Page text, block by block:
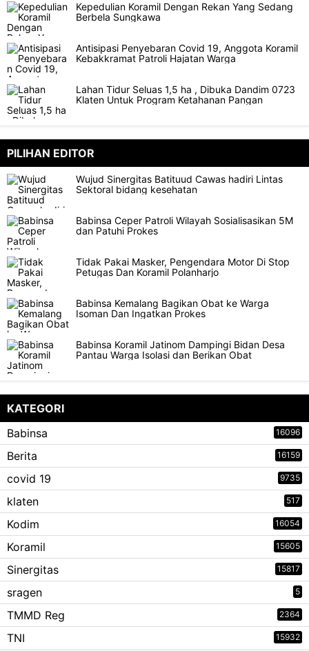
Kepedulian Koramil Dengan Rekan Yang Sedang
Berbela Sungkawa
Antisipasi Penyebaran Covid 19, Anggota Koramil
Kebakkramat Patroli Hajatan Warga
Lahan Tidur Seluas 1,5 ha , Dibuka Dandim 0723
Klaten Untuk Program Ketahanan Pangan
PILIHAN EDITOR
Wujud Sinergitas Batituud Cawas hadiri Lintas
Sektoral bidang kesehatan
Babinsa Ceper Patroli Wilayah Sosialisasikan 5M
dan Patuhi Prokes
Tidak Pakai Masker, Pengendara Motor Di Stop
Petugas Dan Koramil Polanharjo
Babinsa Kemalang Bagikan Obat ke Warga
Isoman Dan Ingatkan Prokes
Babinsa Koramil Jatinom Dampingi Bidan Desa
Pantau Warga Isolasi dan Berikan Obat
KATEGORI
Babinsa
16096
Berita 16159
covid 19 9735
klaten 517
Kodim 16054
Koramil 15605
Sinergitas 15817
sragen 5
TMMD Reg 2364
TNI 15932